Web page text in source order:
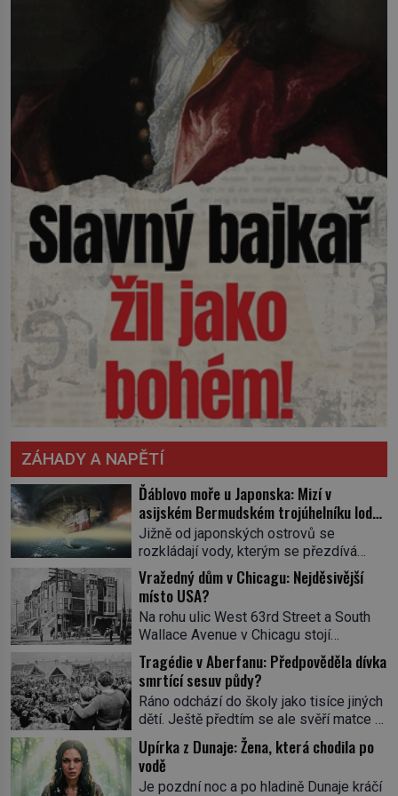
ZÁHADY A NAPĚTÍ
Ďáblovo moře u Japonska: Mizí v
asijském Bermudském trojúhelníku lodě
ve spárech neznámé síly?
Jižně od japonských ostrovů se
rozkládají vody, kterým se přezdívá
Ďáblovo moře. Vypráví se o lodích
mizejících beze stopy, podivných
světlech, zrádných proudech i mořských
dracích, kteří měli tyto končiny střežit už
v dávných legendách. Je tichomořský
Dračí trojúhelník skutečně prokletým
místem, nebo se zde jen nebezpečná
příroda proměnila v jednu z
nejpůsobivějších námořních záhad? […]
Vražedný dům v Chicagu: Nejděsivější
místo USA?
Na rohu ulic West 63rd Street a South
Wallace Avenue v Chicagu stojí
nenápadná pošta. Nemá žádný speciální
nápis ani pamětní desku. A přesto prý
místní zaměstnanci neradi chodí do
sklepa. Právě tady totiž sídlil sériový
vrah H. H. Holmes a také
nejpropracovanější past na lidi
v dějinách americké kriminalistiky.
Herman Webster Mudgett (1861–1896)
Tragédie v Aberfanu: Předpověděla dívka
smrtící sesuv půdy?
Ráno odchází do školy jako tisíce jiných
dětí. Ještě předtím se ale svěří matce s
podivným snem. Ve škole, kterou dobře
zná, tentokrát nevidí budovu ani
spolužáky. Místo nich se před ní tyčí
cosi temného. O několik hodin později je
Upírka z Dunaje: Žena, která chodila po
vodě
Je pozdní noc a po hladině Dunaje kráčí